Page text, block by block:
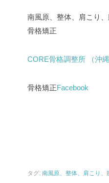
南風原、整体、肩こり
骨格矯正
CORE骨格調整所 （沖
骨格矯正Facebook
タグ: 南風原、整体、肩こり、